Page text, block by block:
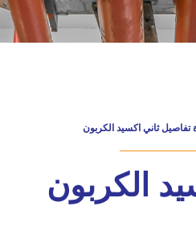
تفاصيل ثاني اكسيد الكربون
الكربون